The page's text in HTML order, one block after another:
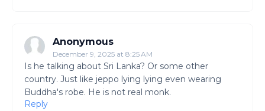
Anonymous
December 9, 2025 at 8:25 AM
Is he talking about Sri Lanka? Or some other
country. Just like jeppo lying lying even wearing
Buddha's robe. He is not real monk.
Reply